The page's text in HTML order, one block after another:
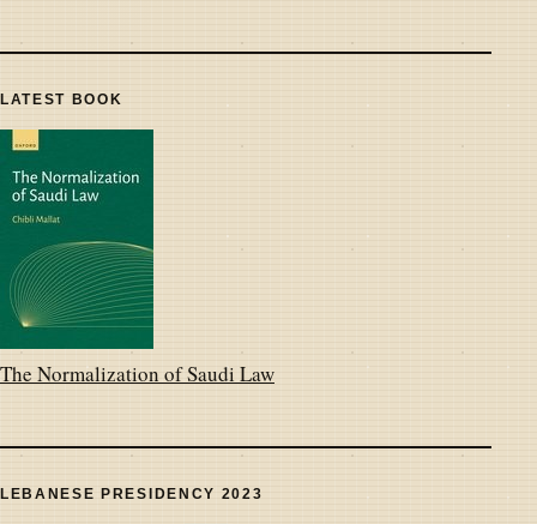
LATEST BOOK
The Normalization of Saudi Law
LEBANESE PRESIDENCY 2023